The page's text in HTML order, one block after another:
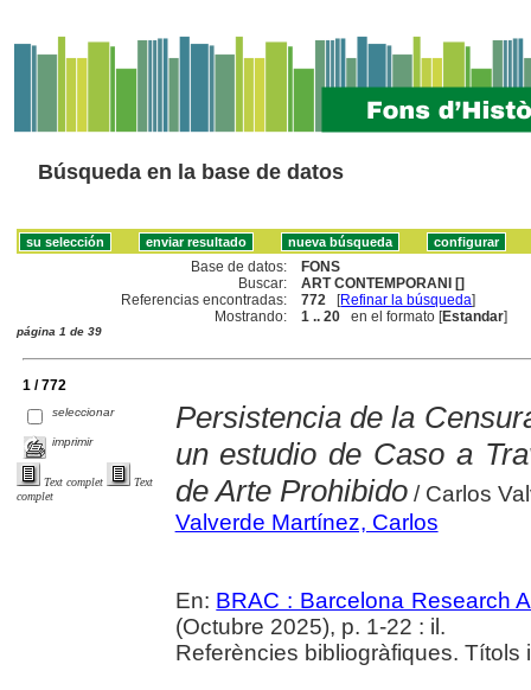
Búsqueda en la base de datos
Base de datos:
FONS
Buscar:
ART CONTEMPORANI []
Referencias encontradas:
772 [Refinar la búsqueda]
Mostrando:
1 .. 20 en el formato [Estandar]
página 1 de 39
1 / 772
seleccionar
imprimir
Text complet
Text
complet
Persistencia de la
un estudio de Caso a
de Arte Prohibido/ Carlos
Valverde Martínez, Carlos
En: BRAC : Barcelona Research
(Octubre 2025), p. 1-22 : il.
Referències bibliogràfiques.